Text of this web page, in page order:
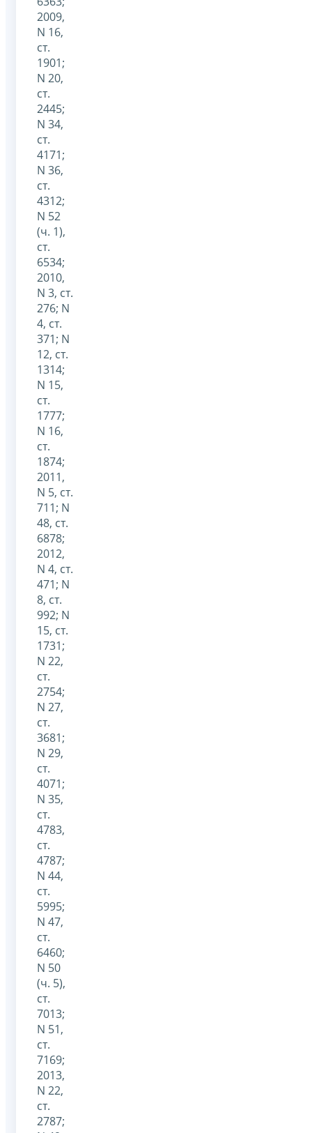
2009,
N 16,
ст.
1901;
N 20,
ст.
2445;
N 34,
ст.
4171;
N 36,
ст.
4312;
N 52
(ч. 1),
ст.
6534;
2010,
N 3, ст.
276; N
4, ст.
371; N
12, ст.
1314;
N 15,
ст.
1777;
N 16,
ст.
1874;
2011,
N 5, ст.
711; N
48, ст.
6878;
2012,
N 4, ст.
471; N
8, ст.
992; N
15, ст.
1731;
N 22,
ст.
2754;
N 27,
ст.
3681;
N 29,
ст.
4071;
N 35,
ст.
4783,
ст.
4787;
N 44,
ст.
5995;
N 47,
ст.
6460;
N 50
(ч. 5),
ст.
7013;
N 51,
ст.
7169;
2013,
N 22,
ст.
2787;